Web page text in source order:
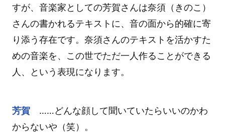
すが、音楽家としての芳賀さんは奈須（きのこ）
さんの書かれるテキストに、音の面から的確に寄
り添う存在です。奈須さんのテキストを活かすた
めの音楽を、この世でただ一人作ることができる
人、という表現になります。
芳賀……どんな顔して聞いていたらいいのかわ
からないや（笑）。